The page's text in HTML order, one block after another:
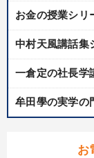
お金の授業シリ
中村天風講話集
一倉定の社長学
牟田學の実学の
お